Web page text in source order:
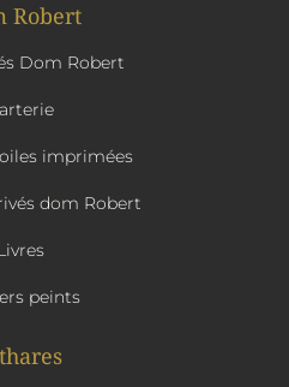
Robert
Dom Robert
imprimées
dom Robert
peints